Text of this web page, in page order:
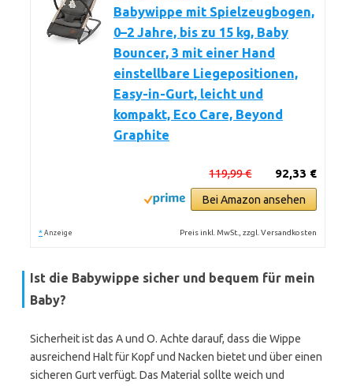
Babywippe mit Spielzeugbogen,
0–2 Jahre, bis zu 15 kg, Baby
Bouncer, 3 mit einer Hand
einstellbare Liegepositionen,
Easy-in-Gurt, leicht und
kompakt, Eco Care, Beyond
Graphite
92,33 €
119,99 €
Bei Amazon ansehen
* Anzeige Preis inkl. MwSt., zzgl. Versandkosten
Ist die Babywippe sicher und bequem für mein
Baby?
Sicherheit ist das A und O. Achte darauf, dass die Wippe
ausreichend Halt für Kopf und Nacken bietet und über einen
sicheren Gurt verfügt. Das Material sollte weich und